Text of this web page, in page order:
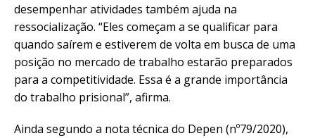
desempenhar atividades também ajuda na
ressocialização. “Eles começam a se qualificar para
quando saírem e estiverem de volta em busca de uma
posição no mercado de trabalho estarão preparados
para a competitividade. Essa é a grande importância
do trabalho prisional”, afirma.
Ainda segundo a nota técnica do Depen (nº79/2020),